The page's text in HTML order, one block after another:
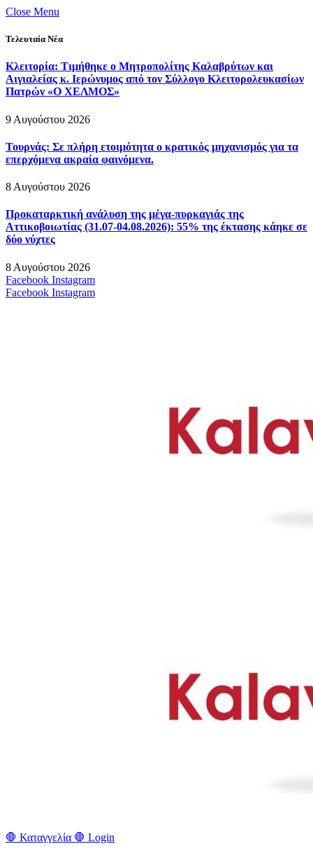
Close Menu
Τελευταία Νέα
Κλειτορία: Τιμήθηκε ο Μητροπολίτης Καλαβρύτων και
Αιγιαλείας κ. Ιερώνυμος από τον Σύλλογο Κλειτορολευκασίων
Πατρών «Ο ΧΕΛΜΟΣ»
9 Αυγούστου 2026
Τουρνάς: Σε πλήρη ετοιμότητα ο κρατικός μηχανισμός για τα
επερχόμενα ακραία φαινόμενα.
8 Αυγούστου 2026
Προκαταρκτική ανάλυση της μέγα-πυρκαγιάς της
Αττικοβοιωτίας (31.07-04.08.2026): 55% της έκτασης κάηκε σε
δύο νύχτες
8 Αυγούστου 2026
Facebook Instagram
Facebook Instagram
🛑 Καταγγελία 🛑 Login